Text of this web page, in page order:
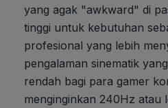
yang agak "awkward" di
tinggi untuk kebutuhan
profesional yang lebih
pengalaman sinematik
rendah bagi para gamer
menginginkan 240Hz atau